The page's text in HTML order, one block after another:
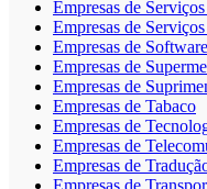
Empresas de
Empresas de
Empresas de
Empresas de
Empresas de
Empresas de Tabaco
Empresas de
Empresas de
Empresas de